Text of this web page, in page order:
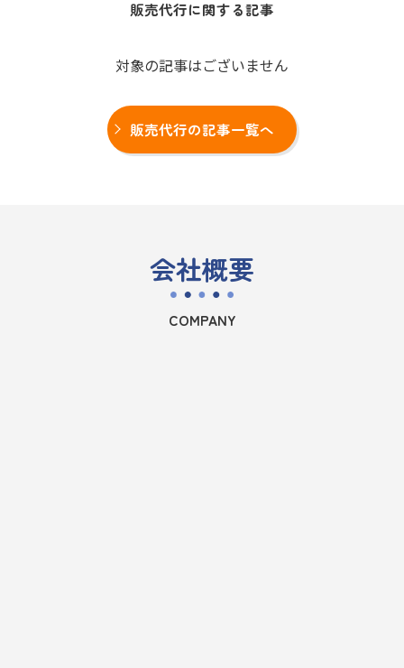
販売代行に関する記事
対象の記事はございません
販売代行の記事一覧へ
会社概要
COMPANY